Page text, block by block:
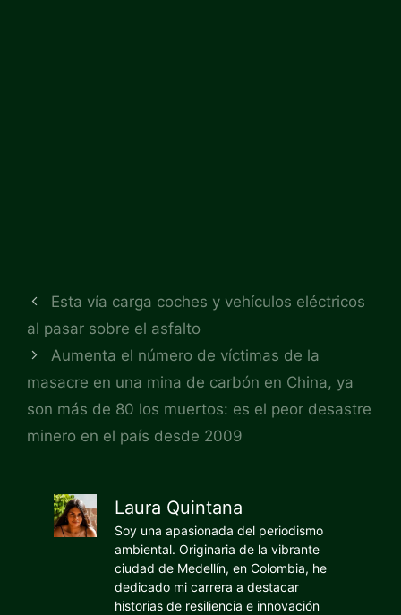
Esta vía carga coches y vehículos eléctricos
al pasar sobre el asfalto
Aumenta el número de víctimas de la
masacre en una mina de carbón en China, ya
son más de 80 los muertos: es el peor desastre
minero en el país desde 2009
Laura Quintana
Soy una apasionada del periodismo
ambiental. Originaria de la vibrante
ciudad de Medellín, en Colombia, he
dedicado mi carrera a destacar
historias de resiliencia e innovación